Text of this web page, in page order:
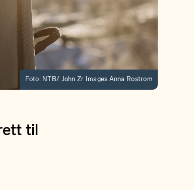
Foto: NTB/ John Zr Images Anna Rostrom
til